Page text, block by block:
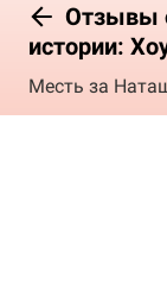
Отзывы
истории:
Месть за